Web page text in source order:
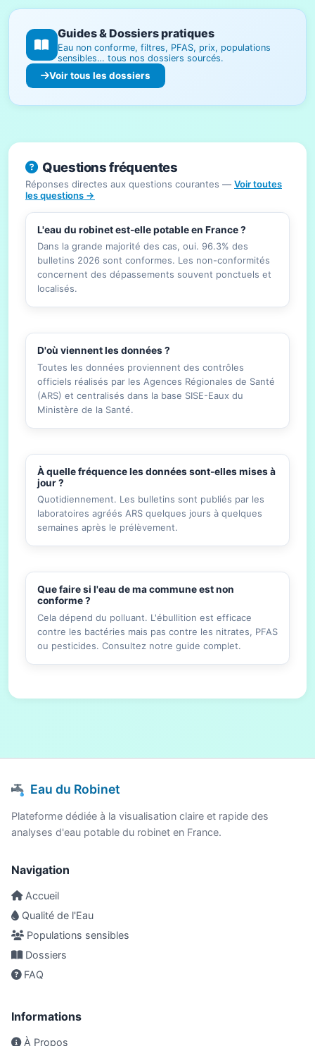
Guides & Dossiers pratiques
Eau non conforme, filtres, PFAS, prix, populations
sensibles… tous nos dossiers sourcés.
Voir tous les dossiers
Questions fréquentes
Réponses directes aux questions courantes — Voir toutes
les questions →
L'eau du robinet est-elle potable en France ?
Dans la grande majorité des cas, oui. 96.3% des
bulletins 2026 sont conformes. Les non-conformités
concernent des dépassements souvent ponctuels et
localisés.
D'où viennent les données ?
Toutes les données proviennent des contrôles
officiels réalisés par les Agences Régionales de Santé
(ARS) et centralisés dans la base SISE-Eaux du
Ministère de la Santé.
À quelle fréquence les données sont-elles mises à
jour ?
Quotidiennement. Les bulletins sont publiés par les
laboratoires agréés ARS quelques jours à quelques
semaines après le prélèvement.
Que faire si l'eau de ma commune est non
conforme ?
Cela dépend du polluant. L'ébullition est efficace
contre les bactéries mais pas contre les nitrates, PFAS
ou pesticides. Consultez notre guide complet.
Eau du Robinet
Plateforme dédiée à la visualisation claire et rapide des
analyses d'eau potable du robinet en France.
Navigation
Accueil
Qualité de l'Eau
Populations sensibles
Dossiers
FAQ
Informations
À Propos